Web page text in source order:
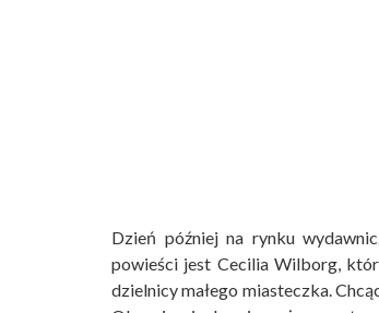
Dzień później na rynku
powieści jest Cecilia Wilborg,
dzielnicy małego miasteczka.